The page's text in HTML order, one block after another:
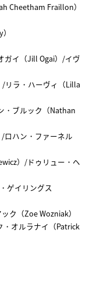
Cheetham Fraillon）
ガイ（Jill Ogai）/イヴ
リラ・ハーヴィ（Lilla
・ブルック（Nathan
ハン・ファーネル
）/ドゥリュー・ヘ
ゲイリングス
ク（Zoe Wozniak）
オルラナイ（Patrick